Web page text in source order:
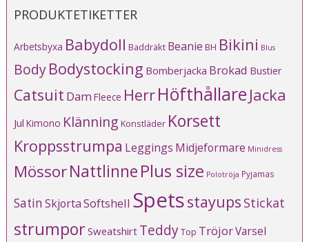
PRODUKTETIKETTER
Arbetsbyxa Babydoll Baddräkt Beanie BH Bikini Blus
BodyBodystocking Bomberjacka Brokad Bustier
Catsuit Dam Fleece HerrHöfthållare Jacka
Jul Kimono Klänning Konstläder Korsett
Kroppsstrumpa Leggings Midjeformare Minidress
MössorNattlinnePlus size Polotröja Pyjamas
SatinSkjortaSoftshell Spetsstayups Stickat
strumporSweatshirt TeddyTop TröjorVarsel